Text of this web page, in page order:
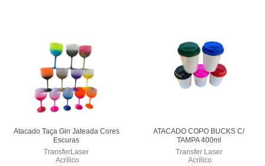
Atacado Taça Gin Jateada Cores
Escuras
TransferLaser
Acrílico
ATACADO COPO BUCKS C/
TAMPA 400ml
Transfer Laser
Acrílico